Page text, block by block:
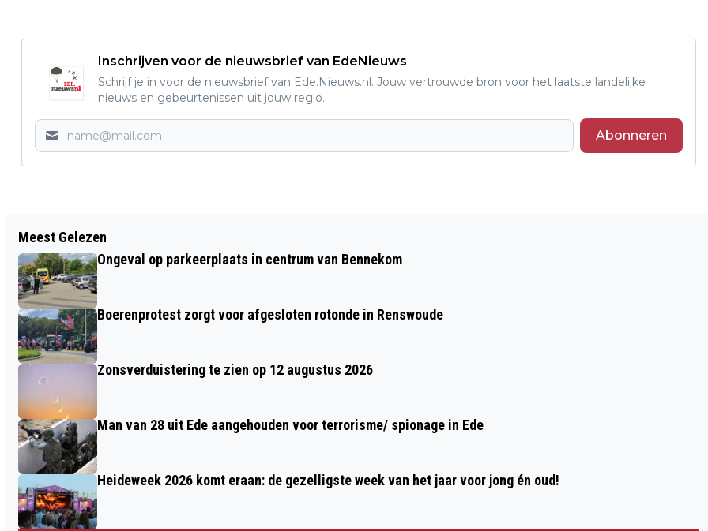
Inschrijven voor de nieuwsbrief van EdeNieuws
Schrijf je in voor de nieuwsbrief van Ede.Nieuws.nl. Jouw vertrouwde bron voor het laatste landelijke
nieuws en gebeurtenissen uit jouw regio.
Abonneren
INZITTENDE KINDEREN KRIJGEN
TRAUMABEER NA ONGELUK MET AUTO
IN BENNEKOM
GEPLAATST
Meest Gelezen
Ongeval op parkeerplaats in centrum van Bennekom
Boerenprotest zorgt voor afgesloten rotonde in Renswoude
Zonsverduistering te zien op 12 augustus 2026
Man van 28 uit Ede aangehouden voor terrorisme/ spionage in Ede
Heideweek 2026 komt eraan: de gezelligste week van het jaar voor jong én oud!